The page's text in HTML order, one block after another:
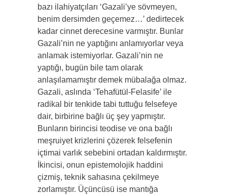
bazı ilahiyatçıları ‘Gazali’ye sövmeyen,
benim dersimden geçemez…’ dedirtecek
kadar cinnet derecesine varmıştır. Bunlar
Gazali’nin ne yaptığını anlamıyorlar veya
anlamak istemiyorlar. Gazali’nin ne
yaptığı, bugün bile tam olarak
anlaşılamamıştır demek mübalağa olmaz.
Gazali, aslında ‘Tehafütül-Felasife’ ile
radikal bir tenkide tabi tuttuğu felsefeye
dair, birbirine bağlı üç şey yapmıştır.
Bunların birincisi teodise ve ona bağlı
meşruiyet krizlerini çözerek felsefenin
içtimai varlık sebebini ortadan kaldırmıştır.
İkincisi, onun epistemolojik haddini
çizmiş, teknik sahasına çekilmeye
zorlamıştır. Üçüncüsü ise mantığa